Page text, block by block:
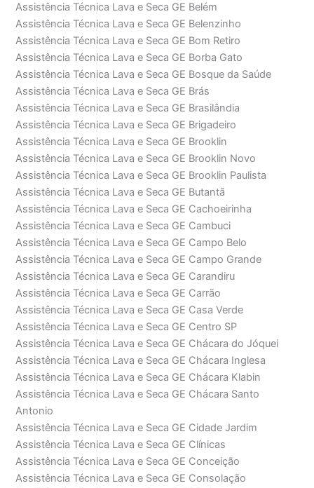
Assistência Técnica Lava e Seca GE Belém
Assistência Técnica Lava e Seca GE Belenzinho
Assistência Técnica Lava e Seca GE Bom Retiro
Assistência Técnica Lava e Seca GE Borba Gato
Assistência Técnica Lava e Seca GE Bosque da Saúde
Assistência Técnica Lava e Seca GE Brás
Assistência Técnica Lava e Seca GE Brasilândia
Assistência Técnica Lava e Seca GE Brigadeiro
Assistência Técnica Lava e Seca GE Brooklin
Assistência Técnica Lava e Seca GE Brooklin Novo
Assistência Técnica Lava e Seca GE Brooklin Paulista
Assistência Técnica Lava e Seca GE Butantã
Assistência Técnica Lava e Seca GE Cachoeirinha
Assistência Técnica Lava e Seca GE Cambuci
Assistência Técnica Lava e Seca GE Campo Belo
Assistência Técnica Lava e Seca GE Campo Grande
Assistência Técnica Lava e Seca GE Carandiru
Assistência Técnica Lava e Seca GE Carrão
Assistência Técnica Lava e Seca GE Casa Verde
Assistência Técnica Lava e Seca GE Centro SP
Assistência Técnica Lava e Seca GE Chácara do Jóquei
Assistência Técnica Lava e Seca GE Chácara Inglesa
Assistência Técnica Lava e Seca GE Chácara Klabin
Assistência Técnica Lava e Seca GE Chácara Santo
Antonio
Assistência Técnica Lava e Seca GE Cidade Jardim
Assistência Técnica Lava e Seca GE Clínicas
Assistência Técnica Lava e Seca GE Conceição
Assistência Técnica Lava e Seca GE Consolação